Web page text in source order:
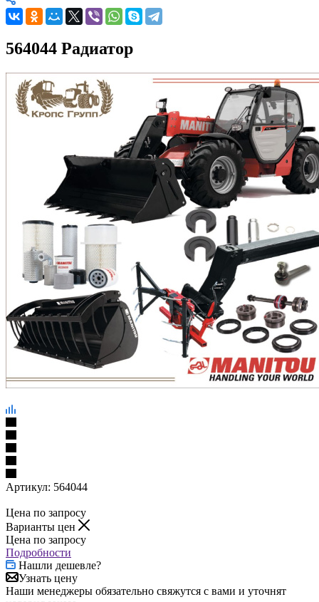
564044 Радиатор
Артикул: 564044
Цена по запросу
Варианты цен
Цена по запросу
Подробности
Нашли дешевле?
Узнать цену
Наши менеджеры обязательно свяжутся с вами и уточнят